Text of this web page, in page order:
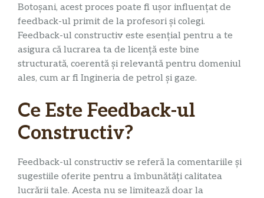
Botoșani, acest proces poate fi ușor influențat de
feedback-ul primit de la profesori și colegi.
Feedback-ul constructiv este esențial pentru a te
asigura că lucrarea ta de licență este bine
structurată, coerentă și relevantă pentru domeniul
ales, cum ar fi Ingineria de petrol și gaze.
Ce Este Feedback-ul
Constructiv?
Feedback-ul constructiv se referă la comentariile și
sugestiile oferite pentru a îmbunătăți calitatea
lucrării tale. Acesta nu se limitează doar la